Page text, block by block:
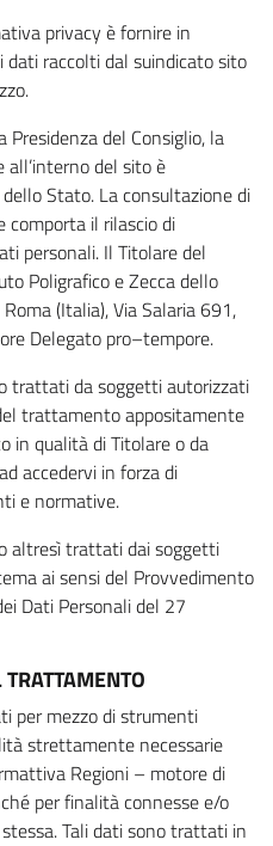
privacy è fornire in
raccolti dal suindicato sito
del Consiglio, la
del sito è
Stato. La consultazione di
comporta il rilascio di
personali. Il Titolare del
Poligrafico e Zecca dello
(Italia), Via Salaria 691,
Delegato pro–tempore.
trattati da soggetti autorizzati
trattamento appositamente
in qualità di Titolare o da
accedervi in forza di
e normative.
altresì trattati dai soggetti
ai sensi del Provvedimento
Dati Personali del 27
per mezzo di strumenti
strettamente necessarie
Regioni – motore di
per finalità connesse e/o
Tali dati sono trattati in